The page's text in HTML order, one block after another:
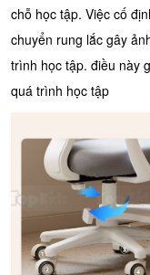
chỗ học tập. Việc cố
chuyển rung lắc gây
trình học tập. điều này
quá trình học tập